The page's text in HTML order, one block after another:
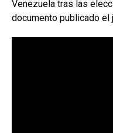
Venezuela tras las
documento publicado el